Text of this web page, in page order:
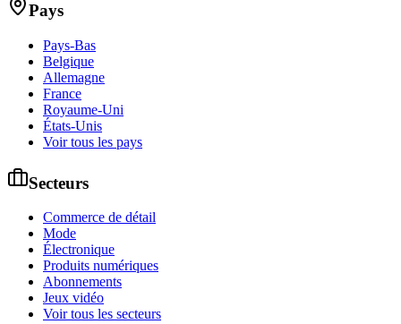
Pays
Pays-Bas
Belgique
Allemagne
France
Royaume-Uni
États-Unis
Voir tous les pays
Secteurs
Commerce de détail
Mode
Électronique
Produits numériques
Abonnements
Jeux vidéo
Voir tous les secteurs